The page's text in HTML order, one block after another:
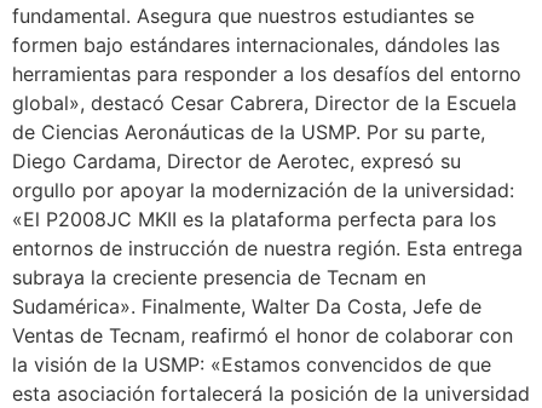
fundamental. Asegura que nuestros estudiantes se
formen bajo estándares internacionales, dándoles las
herramientas para responder a los desafíos del entorno
global», destacó Cesar Cabrera, Director de la Escuela
de Ciencias Aeronáuticas de la USMP. Por su parte,
Diego Cardama, Director de Aerotec, expresó su
orgullo por apoyar la modernización de la universidad:
«El P2008JC MKII es la plataforma perfecta para los
entornos de instrucción de nuestra región. Esta entrega
subraya la creciente presencia de Tecnam en
Sudamérica». Finalmente, Walter Da Costa, Jefe de
Ventas de Tecnam, reafirmó el honor de colaborar con
la visión de la USMP: «Estamos convencidos de que
esta asociación fortalecerá la posición de la universidad